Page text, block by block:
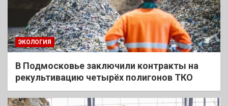
ЭКОЛОГИЯ
В Подмосковье заключили контракты на
рекультивацию четырёх полигонов ТКО